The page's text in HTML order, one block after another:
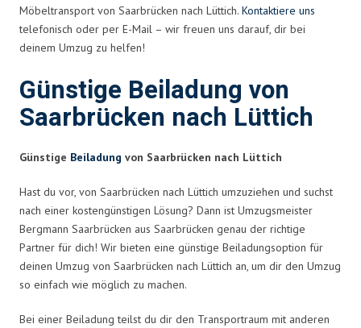
Möbeltransport von Saarbrücken nach Lüttich. Kontaktiere uns
telefonisch oder per E-Mail – wir freuen uns darauf, dir bei
deinem Umzug zu helfen!
Günstige Beiladung von
Saarbrücken nach Lüttich
Günstige Beiladung von Saarbrücken nach Lüttich
Hast du vor, von Saarbrücken nach Lüttich umzuziehen und suchst
nach einer kostengünstigen Lösung? Dann ist Umzugsmeister
Bergmann Saarbrücken aus Saarbrücken genau der richtige
Partner für dich! Wir bieten eine günstige Beiladungsoption für
deinen Umzug von Saarbrücken nach Lüttich an, um dir den Umzug
so einfach wie möglich zu machen.
Bei einer Beiladung teilst du dir den Transportraum mit anderen